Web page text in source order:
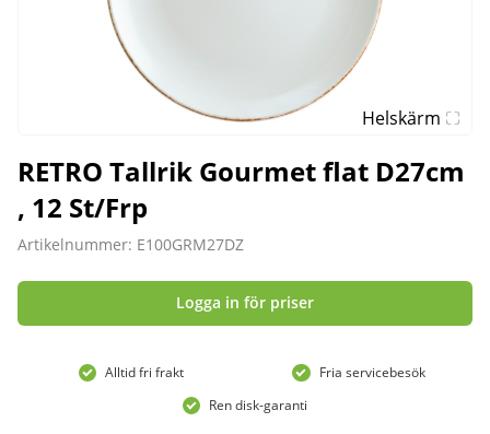
Helskärm
RETRO Tallrik Gourmet flat D27cm
, 12 St/Frp
Artikelnummer: E100GRM27DZ
Logga in för priser
Alltid fri frakt
Fria servicebesök
Ren disk-garanti